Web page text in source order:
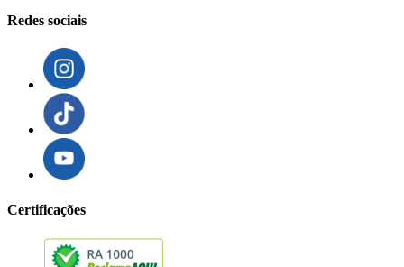
Redes sociais
Certificações